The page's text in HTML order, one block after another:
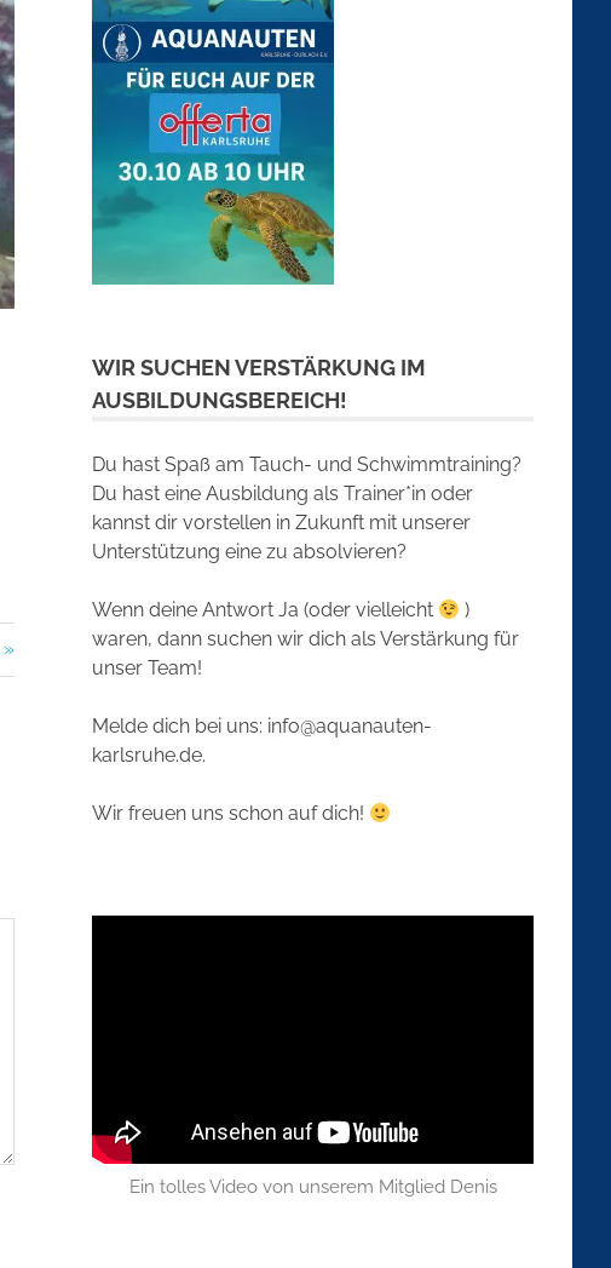
WIR SUCHEN VERSTÄRKUNG IM
AUSBILDUNGSBEREICH!
Du hast Spaß am Tauch- und Schwimmtraining?
Du hast eine Ausbildung als Trainer*in oder
kannst dir vorstellen in Zukunft mit unserer
Unterstützung eine zu absolvieren?
Wenn deine Antwort Ja (oder vielleicht
)
waren, dann suchen wir dich als Verstärkung für
unser Team!
Melde dich bei uns: info@aquanauten-
karlsruhe.de.
Wir freuen uns schon auf dich!
Ein tolles Video von unserem Mitglied Denis